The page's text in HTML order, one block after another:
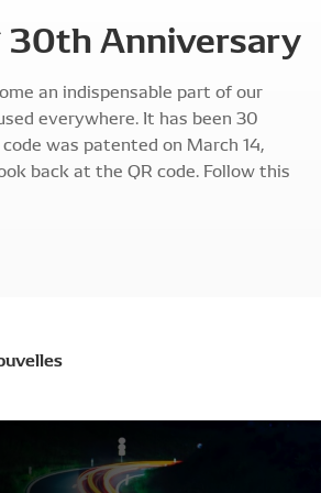
30th Anniversary
an indispensable part of our
everywhere. It has been 30
was patented on March 14,
back at the QR code. Follow this